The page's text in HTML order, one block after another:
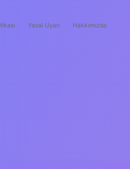
Yasal Uyarı Hakkımızda